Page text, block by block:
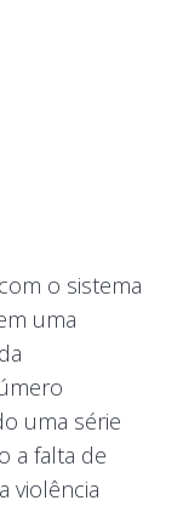
o sistema
uma
uma série
a falta de
violência